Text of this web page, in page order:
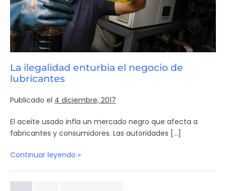
La ilegalidad enturbia el negocio de
lubricantes
Publicado el 4 diciembre, 2017
El aceite usado infla un mercado negro que afecta a
fabricantes y consumidores. Las autoridades […]
Continuar leyendo »